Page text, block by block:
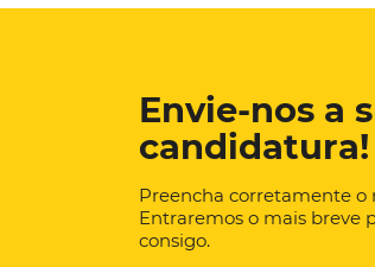
Envie-nos a
candidatura!
Preencha corretamente o
Entraremos o mais breve
consigo.